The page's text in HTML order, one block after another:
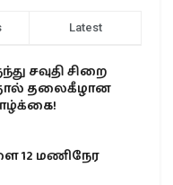
Latest
சவுதி சிறை
தலைகீழான
12 மணிநேர